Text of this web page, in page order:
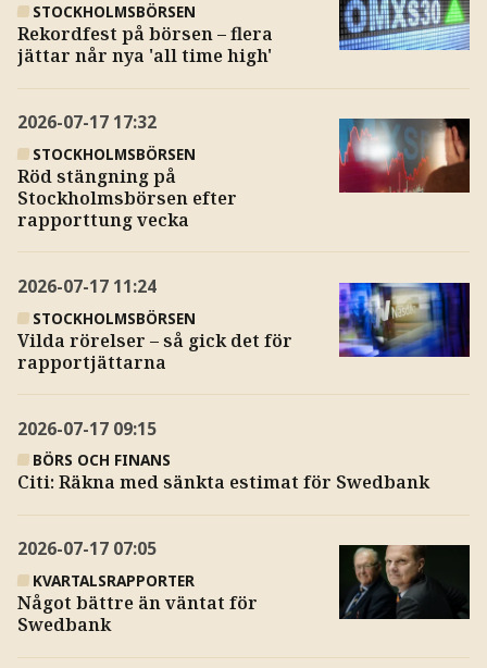
STOCKHOLMSBÖRSEN
Rekordfest på börsen – flera
jättar når nya 'all time high'
2026-07-17 17:32
STOCKHOLMSBÖRSEN
Röd stängning på
Stockholmsbörsen efter
rapporttung vecka
2026-07-17 11:24
STOCKHOLMSBÖRSEN
Vilda rörelser – så gick det för
rapportjättarna
2026-07-17 09:15
BÖRS OCH FINANS
Citi: Räkna med sänkta estimat för Swedbank
2026-07-17 07:05
KVARTALSRAPPORTER
Något bättre än väntat för
Swedbank